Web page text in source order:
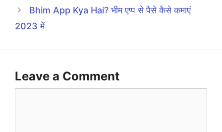
Bhim App Kya Hai? भीम एप्प से पैसे कैसे कमाएं
2023 में
Leave a Comment